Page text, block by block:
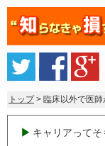
トップ> 臨床以外で医師
キャリアってそ